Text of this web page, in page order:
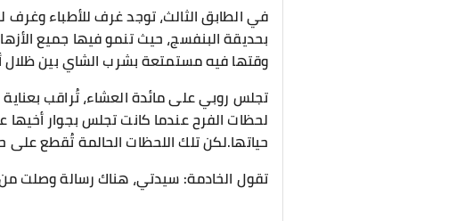
في الطابق الثالث، توجد غرف للأطباء وغرف
بحديقة البنفسج، حيث تنمو فيها جميع
وقتها فيه مستمتعة بشرب الشاي بين ظلال
تجلس روبي على مائدة العشاء، تُراقب
لحظات الفرح عندما كانت تجلس بجوار
حياتها.لكن تلك اللحظات الحالمة تُقطع
تقول الخادمة: سيدتي، هناك رسالة وصلت من